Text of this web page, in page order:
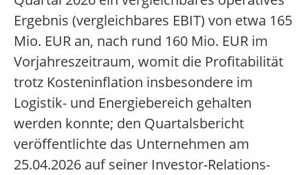
Ergebnis (vergleichbares EBIT) von etwa 165
Mio. EUR an, nach rund 160 Mio. EUR im
Vorjahreszeitraum, womit die Profitabilität
trotz Kosteninflation insbesondere im
Logistik- und Energiebereich gehalten
werden konnte; den Quartalsbericht
veröffentlichte das Unternehmen am
25.04.2026 auf seiner Investor-Relations-